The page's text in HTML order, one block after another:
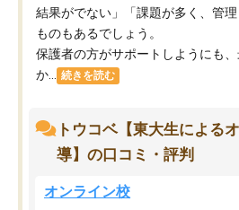
結果がでない」「課題が多く、管
ものもあるでしょう。
保護者の方がサポートしようにも
か...
続きを読む
トウコベ【東大生による
導】の口コミ・評判
オンライン校